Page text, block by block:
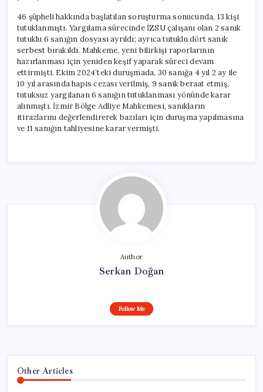
46 şüpheli hakkında başlatılan soruşturma sonucunda, 13 kişi
tutuklanmıştı. Yargılama sürecinde İZSU çalışanı olan 2 sanık
tutuklu 6 sanığın dosyası ayrıldı; ayrıca tutuklu dört sanık
serbest bırakıldı. Mahkeme, yeni bilirkişi raporlarının
hazırlanması için yeniden keşif yaparak süreci devam
ettirmişti. Ekim 2024’teki duruşmada, 30 sanığa 4 yıl 2 ay ile
10 yıl arasında hapis cezası verilmiş, 9 sanık beraat etmiş,
tutuksuz yargılanan 6 sanığın tutuklanması yönünde karar
alınmıştı. İzmir Bölge Adliye Mahkemesi, sanıkların
itirazlarını değerlendirerek bazıları için duruşma yapılmasına
ve 11 sanığın tahliyesine karar vermişti.
Author
Serkan Doğan
Follow Me
Other Articles